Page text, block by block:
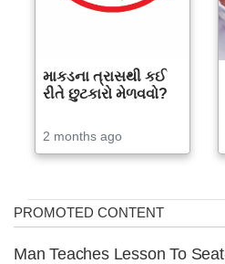
માકડના ત્રાસથી કઈ
રીતે છુટકારો મેળવવો?
2 months ago